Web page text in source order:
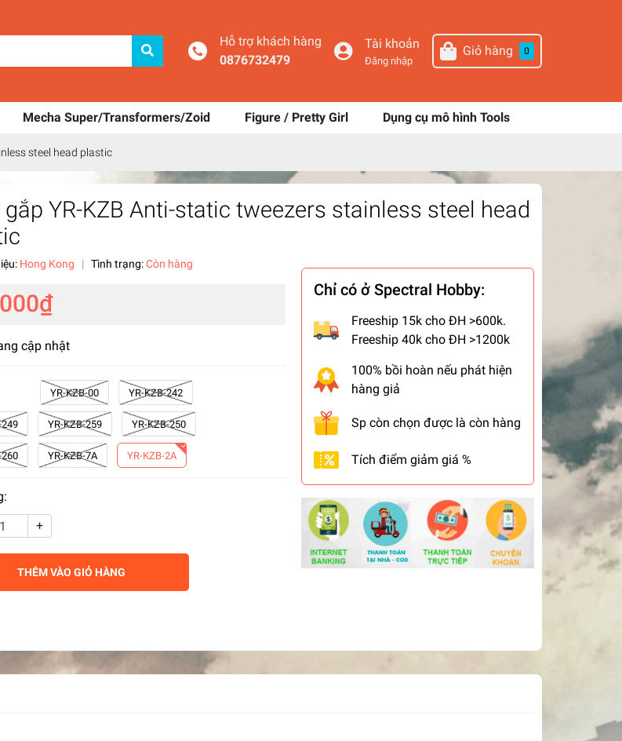
Hỗ trợ khách hàng
0876732479
Tài khoản
Đăng nhập
Giỏ hàng 0
Mecha Super/Transformers/Zoid Figure / Pretty Girl Dụng cụ mô hình Tools
steel head plastic
gắp YR-KZB Anti-static tweezers stainless steel head
Hong Kong | Tình trạng:Còn hàng
cập nhật
YR-KZB-00 YR-KZB-242
249 YR-KZB-259 YR-KZB-250
260 YR-KZB-7A YR-KZB-2A
+
THÊM VÀO GIỎ HÀNG
Chỉ có ở Spectral Hobby:
Freeship 15k cho ĐH >600k.
Freeship 40k cho ĐH >1200k
100% bồi hoàn nếu phát hiện
hàng giả
Sp còn chọn được là còn hàng
Tích điểm giảm giá %